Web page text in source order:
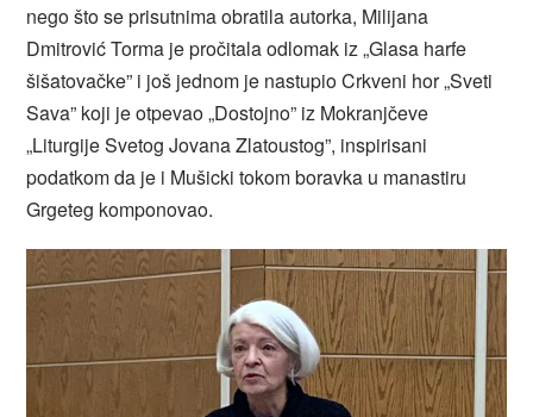
nego što se prisutnima obratila autorka, Milijana
Dmitrović Torma je pročitala odlomak iz „Glasa harfe
šišatovačke” i još jednom je nastupio Crkveni hor „Sveti
Sava” koji je otpevao „Dostojno” iz Mokranjčeve
„Liturgije Svetog Jovana Zlatoustog”, inspirisani
podatkom da je i Mušicki tokom boravka u manastiru
Grgeteg komponovao.